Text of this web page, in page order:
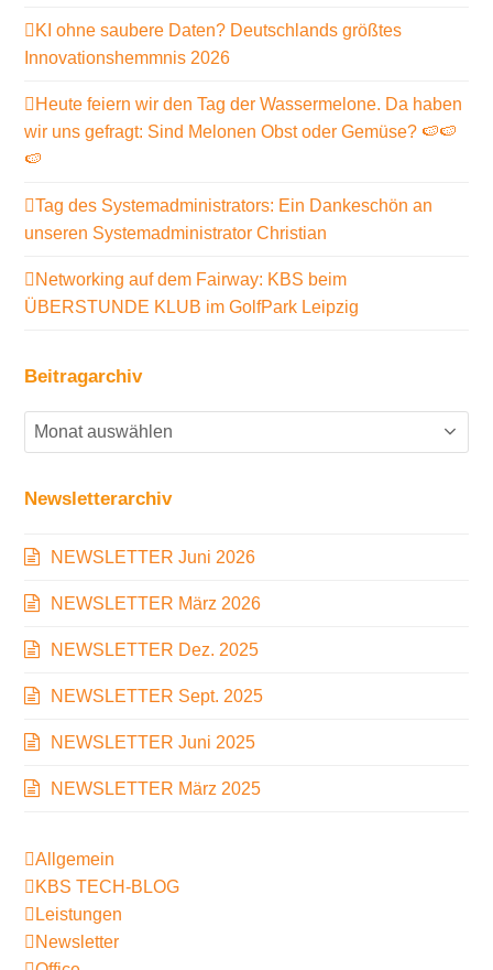
KI ohne saubere Daten? Deutschlands größtes
Innovationshemmnis 2026
Heute feiern wir den Tag der Wassermelone. Da haben
wir uns gefragt: Sind Melonen Obst oder Gemüse? 🍉🍉
🍉
Tag des Systemadministrators: Ein Dankeschön an
unseren Systemadministrator Christian
Networking auf dem Fairway: KBS beim
ÜBERSTUNDE KLUB im GolfPark Leipzig
Beitragarchiv
Beitragarchiv
Newsletterarchiv
NEWSLETTER Juni 2026
NEWSLETTER März 2026
NEWSLETTER Dez. 2025
NEWSLETTER Sept. 2025
NEWSLETTER Juni 2025
NEWSLETTER März 2025
Allgemein
KBS TECH-BLOG
Leistungen
Newsletter